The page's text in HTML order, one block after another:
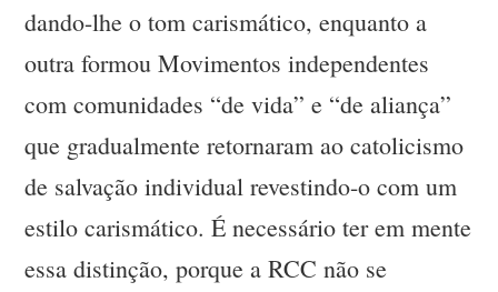
dando-lhe o tom carismático, enquanto a
outra formou Movimentos independentes
com comunidades “de vida” e “de aliança”
que gradualmente retornaram ao catolicismo
de salvação individual revestindo-o com um
estilo carismático. É necessário ter em mente
essa distinção, porque a RCC não se